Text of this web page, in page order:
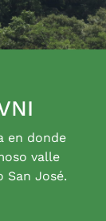
en donde
valle
San José.